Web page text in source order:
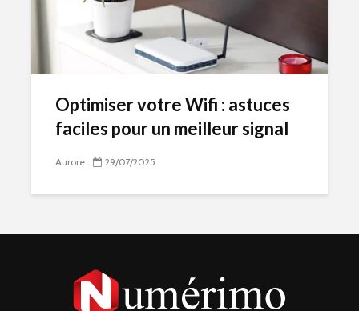
Optimiser votre Wifi : astuces
faciles pour un meilleur signal
Aurore 29/07/2025